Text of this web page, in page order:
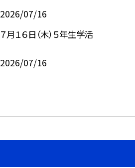
2026/07/16
７月１６日（木）５年生学活
2026/07/16